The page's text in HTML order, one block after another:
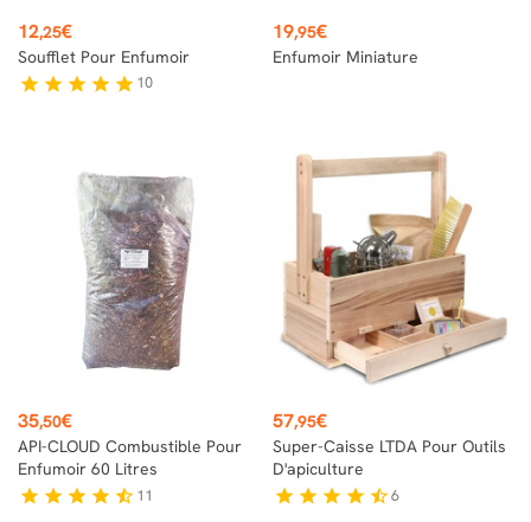
Prix
12,25€
Soufflet Pour Enfumoir
star star star star star 10
Prix
19,95€
Enfumoir Miniature
Prix
35,50€
API-CLOUD Combustible Pour
Enfumoir 60 Litres
star star star star star_half 11
Prix
57,95€
Super-Caisse LTDA Pour Outils
D'apiculture
star star star star star_half6